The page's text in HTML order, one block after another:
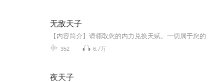
无敌天子
352 6.7万
夜天子